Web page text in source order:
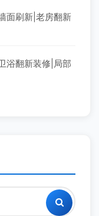
面刷新|老房翻新
浴翻新装修|局部